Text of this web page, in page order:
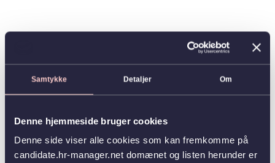
Samtykke Detaljer Om
Denne hjemmeside bruger cookies
Denne side viser alle cookies som kan fremkomme på
candidate.hr-manager.net domænet og listen herunder er